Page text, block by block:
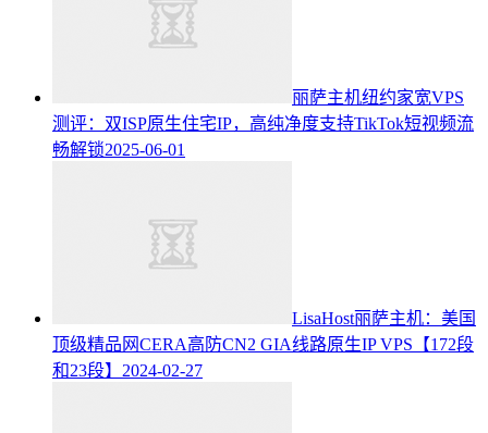
丽萨主机纽约家宽VPS
测评：双ISP原生住宅IP，高纯净度支持TikTok短视频流
畅解锁2025-06-01
LisaHost丽萨主机：美国
顶级精品网CERA高防CN2 GIA线路原生IP VPS【172段
和23段】 2024-02-27